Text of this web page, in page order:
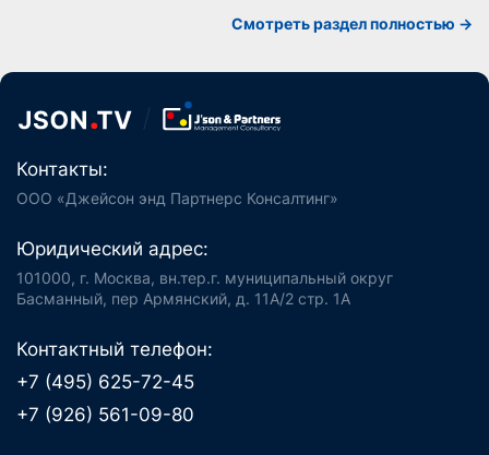
Смотреть раздел полностью ->
Контакты:
ООО «Джейсон энд Партнерс Консалтинг»
Юридический адрес:
101000, г. Москва, вн.тер.г. муниципальный округ
Басманный, пер Армянский, д. 11А/2 стр. 1А
Контактный телефон:
+7 (495) 625-72-45
+7 (926) 561-09-80